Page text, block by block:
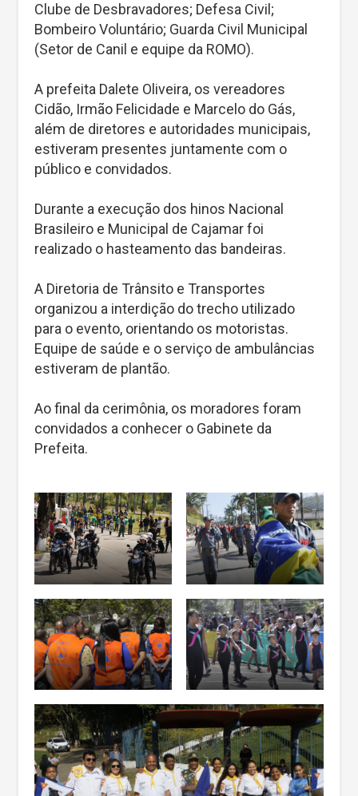
Clube de Desbravadores; Defesa Civil;
Bombeiro Voluntário; Guarda Civil Municipal
(Setor de Canil e equipe da ROMO).
A prefeita Dalete Oliveira, os vereadores
Cidão, Irmão Felicidade e Marcelo do Gás,
além de diretores e autoridades municipais,
estiveram presentes juntamente com o
público e convidados.
Durante a execução dos hinos Nacional
Brasileiro e Municipal de Cajamar foi
realizado o hasteamento das bandeiras.
A Diretoria de Trânsito e Transportes
organizou a interdição do trecho utilizado
para o evento, orientando os motoristas.
Equipe de saúde e o serviço de ambulâncias
estiveram de plantão.
Ao final da cerimônia, os moradores foram
convidados a conhecer o Gabinete da
Prefeita.